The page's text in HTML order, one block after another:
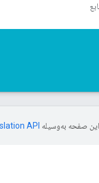
این صفحه به‌وسیله